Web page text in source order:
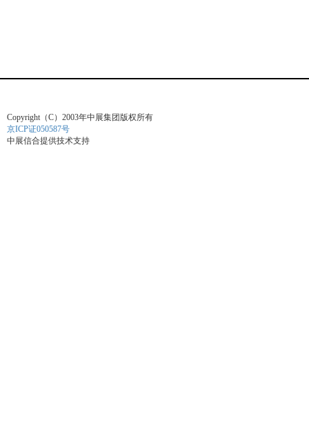
Copyright（C）2003年中展集团版权所有
京ICP证050587号
中展信合提供技术支持